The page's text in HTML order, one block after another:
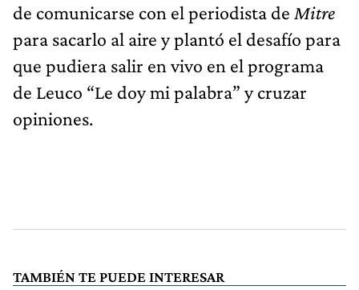
de comunicarse con el periodista de Mitre
para sacarlo al aire y plantó el desafío para
que pudiera salir en vivo en el programa
de Leuco “Le doy mi palabra” y cruzar
opiniones.
TAMBIÉN TE PUEDE INTERESAR